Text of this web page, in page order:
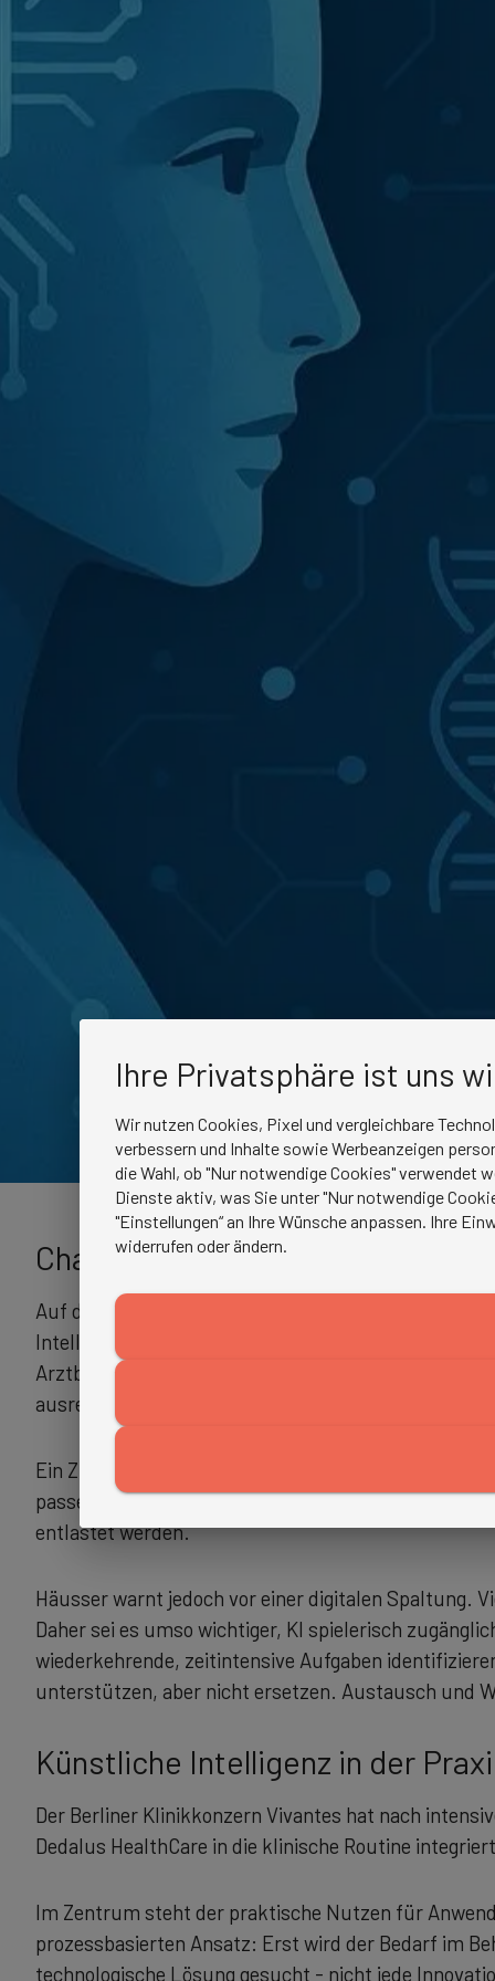
Chancen der künstlichen
Auf dem DRG|FORUM 2025 zeigte Physiker und
Intelligenz im Gesundheitswesen bietet. KI könne
Arztbriefe verfassen oder Bilddaten analysieren.
ausreichend vorhandene Daten.
Ein Zukunftsbeispiel sei die Agentic AI: Systeme,
passende Maßnahmen einleiten. Damit könnten
entlastet werden.
Häusser warnt jedoch vor einer digitalen Spaltung.
Daher sei es umso wichtiger, KI spielerisch
wiederkehrende, zeitintensive Aufgaben
unterstützen, aber nicht ersetzen. Austausch und
Künstliche Intelligenz in der
Der Berliner Klinikkonzern Vivantes hat nach
Dedalus HealthCare in die klinische Routine
Im Zentrum steht der praktische Nutzen für
prozessbasierten Ansatz: Erst wird der Bedarf im
technologische Lösung gesucht - nicht jede
Ihre Privatsphäre ist uns
Wir nutzen Cookies, Pixel und vergleichbare
verbessern und Inhalte sowie Werbeanzeigen
die Wahl, ob "Nur notwendige Cookies" verwendet
Dienste aktiv, was Sie unter "Nur notwendige
"Einstellungen“ an Ihre Wünsche anpassen. Ihre
widerrufen oder ändern.